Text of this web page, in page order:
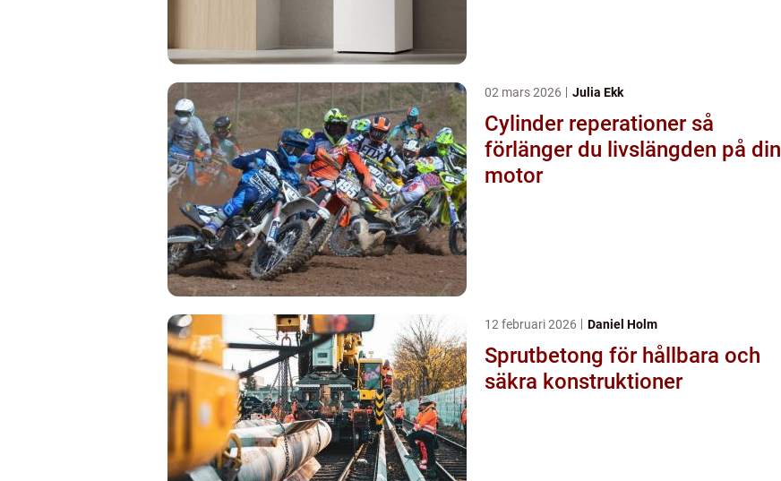
02 mars 2026 Julia Ekk
Cylinder reperationer så
förlänger du livslängden på din
motor
12 februari 2026 Daniel Holm
Sprutbetong för hållbara och
säkra konstruktioner